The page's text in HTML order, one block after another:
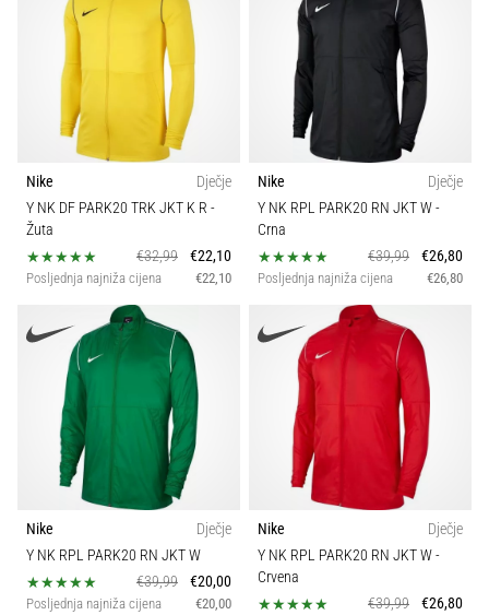
Nike
Dječje
Y NK DF PARK20 TRK JKT K R -
Žuta
€32,99
€22,10
Posljednja najniža cijena €22,10
Nike
Dječje
Y NK RPL PARK20 RN JKT W-
Crna
€39,99
€26,80
Posljednja najniža cijena €26,80
Nike
Dječje
Y NK RPL PARK20 RN JKT W
€39,99
€20,00
Posljednja najniža cijena €20,00
Nike
Dječje
Y NK RPL PARK20 RN JKT W-
Crvena
€39,99
€26,80